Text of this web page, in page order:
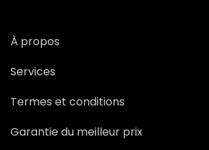
À propos
Services
Termes et conditions
Garantie du meilleur prix